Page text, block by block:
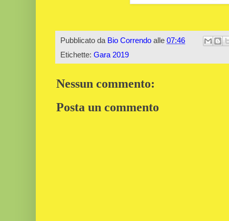
Pubblicato da Bio Correndo alle 07:46
Etichette: Gara 2019
Nessun commento:
Posta un commento